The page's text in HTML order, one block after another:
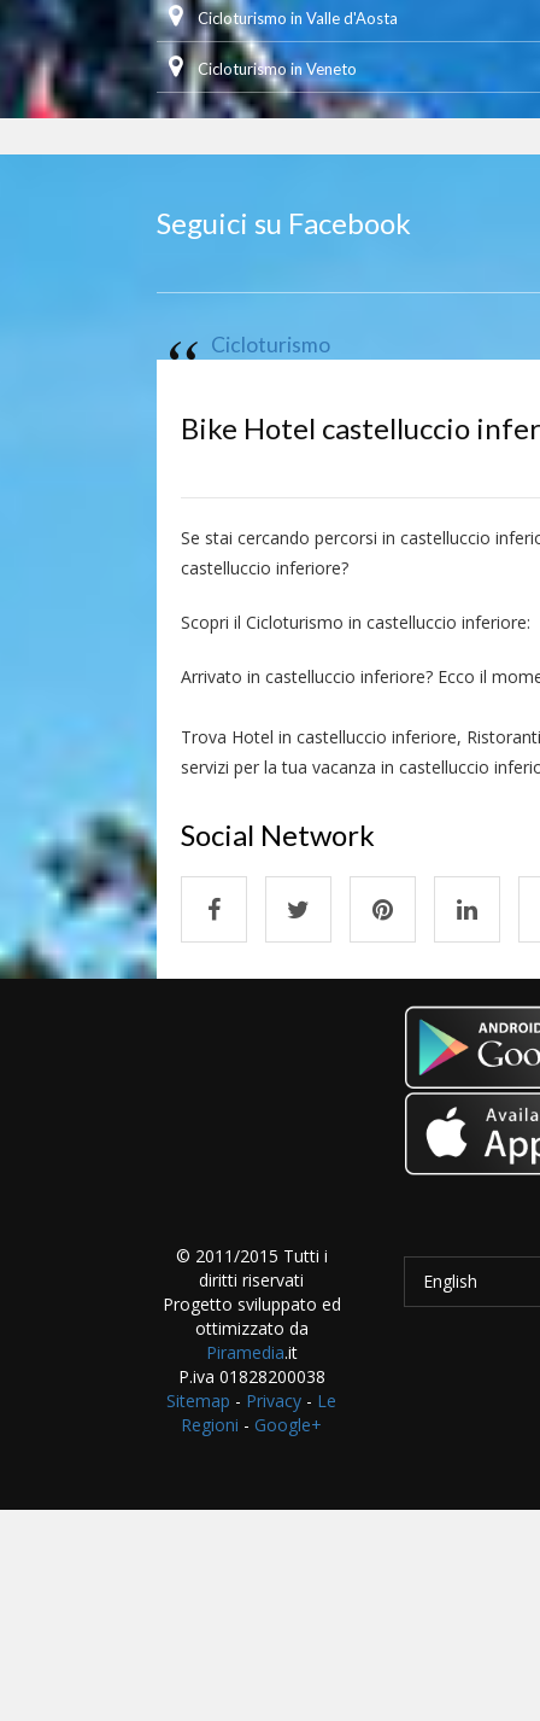
Cicloturismo in Valle d'Aosta
Cicloturismo in Veneto
Seguici su Facebook
Cicloturismo
Bike Hotel castelluccio
Se stai cercando percorsi in castelluccio
castelluccio inferiore?
Scopri il Cicloturismo in castelluccio inferiore:
Arrivato in castelluccio inferiore? Ecco il
Trova Hotel in castelluccio inferiore,
servizi per la tua vacanza in castelluccio
Social Network
© 2011/2015 Tutti i
diritti riservati
Progetto sviluppato ed
ottimizzato da
Piramedia.it
P.iva 01828200038
Sitemap - Privacy - Le
Regioni - Google+
English